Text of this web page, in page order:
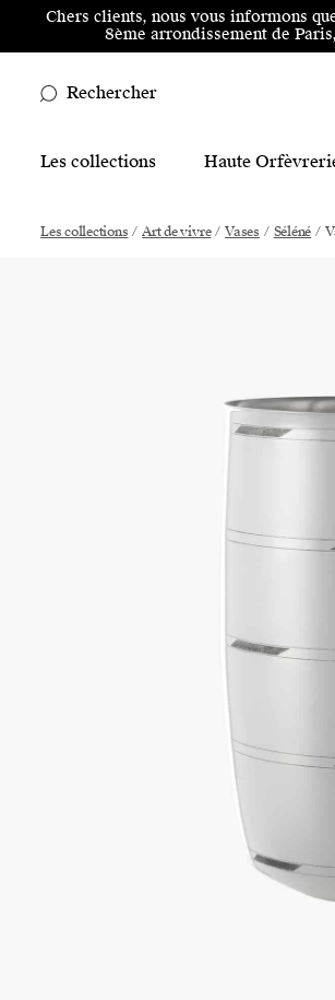
Aller au menu principal Aller au
Chers clients, nous vous informons
8ème arrondissement de
Main Mobile Navigation
Rechercher
Main Desktop Navigation
Les collections Haute
Les collections / Art de vivre / Vases / Séléné /